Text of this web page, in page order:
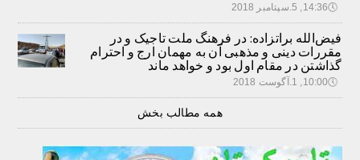
🕔14:36, 5.سپتامبر 2018
فیض‌الله براتزاده: در فرهنگ ملت تاجیک و در
مقررات دینی و مذهبی آن به مهمان ارج و احترام
گذاشتن در مقام اول بود و خواهد ماند
🕔10:00, 1.آگوست 2018
همه مطالب بخش